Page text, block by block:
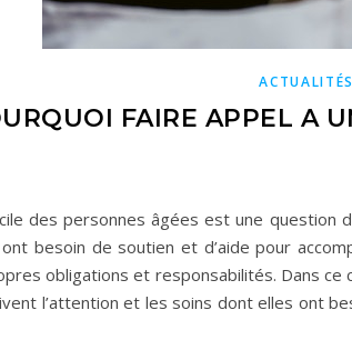
ACTUALITÉS
FAIRE APPEL A
des personnes âgées est une question
besoin de soutien et d’aide pour
obligations et responsabilités. Dans
l’attention et les soins dont elles ont